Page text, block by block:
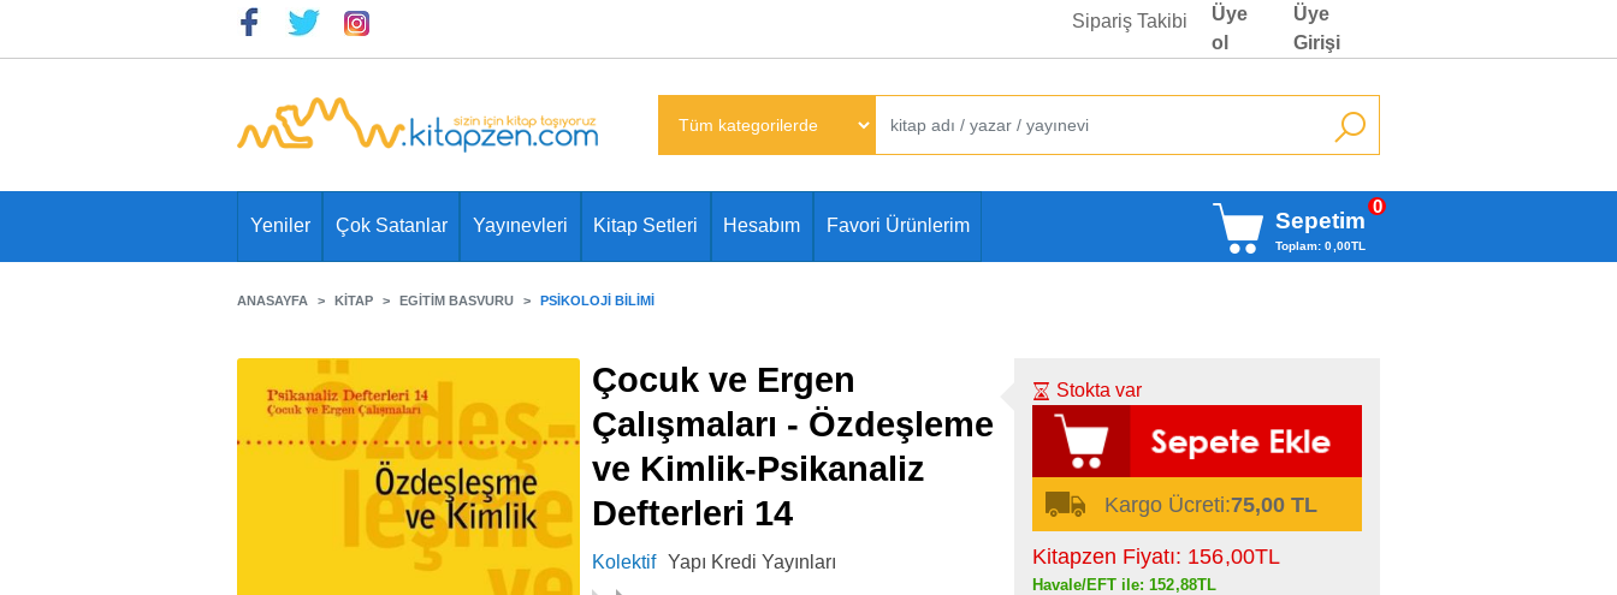
Sipariş Takibi
Üye
ol
Üye
Girişi
Yeniler Çok Satanlar Yayınevleri Kitap Setleri Hesabım Favori Ürünlerim Sepetim
Toplam: 0 ,00TL
0
ANASAYFA KITAP EGITIM BASVURU PSIKOLOJI BILIMI
Çocuk ve Ergen
Çalışmaları - Özdeşleme
ve Kimlik-Psikanaliz
Defterleri 14
Kolektif Yapı Kredi Yayınları
Stokta var
Kargo Ücreti:75,00 TL
Kitapzen Fiyatı: 156,00TL
Havale/EFT ile: 152,88TL